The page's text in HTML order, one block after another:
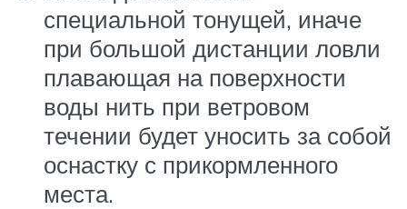
специальной тонущей, иначе
при большой дистанции ловли
плавающая на поверхности
воды нить при ветровом
течении будет уносить за собой
оснастку с прикормленного
места.